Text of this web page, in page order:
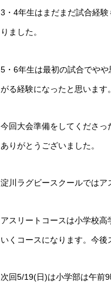
3・4年生はまだまだ試合経
りました。
5・6年生は最初の試合でや
がる経験になったと思います。
今回大会準備をしてくださっ
ありがとうございました。
淀川ラグビースクールではア
アスリートコースは小学校
いくコースになります。今後
次回5/19(日)は小学部は午前